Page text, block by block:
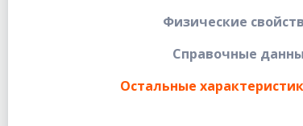
Физические
Справочные
Остальные